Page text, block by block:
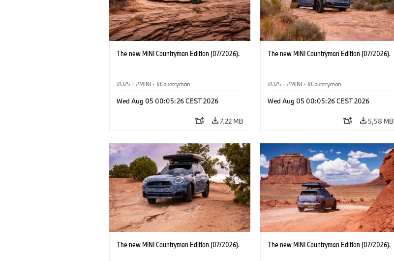
The new MINI Countryman Edition (07/2026).
U25 · MINI · Countryman
Wed Aug 05 00:05:26 CEST 2026
7,22 MB
The new MINI Countryman Edition (07/2026).
U25 · MINI · Countryman
Wed Aug 05 00:05:26 CEST 2026
5,58 MB
The new MINI Countryman Edition (07/2026). The new MINI Countryman Edition (07/2026).